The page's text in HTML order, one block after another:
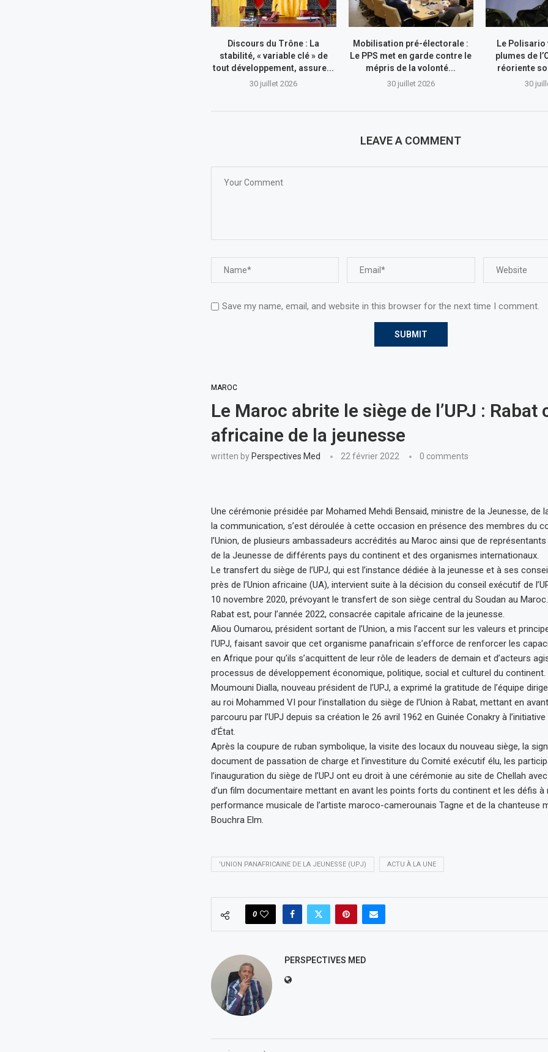
Discours du Trône : La
stabilité, « variable clé » de
tout développement, assure...
30 juillet 2026
Mobilisation pré-électorale :
Le PPS met en garde contre le
mépris de la volonté...
30 juillet 2026
Le Polisario
plumes de
réoriente
30
LEAVE A COMMENT
Save my name, email, and website in this browser for the next time I comment.
MAROC
Le Maroc abrite le siège de l’UPJ : Rabat
africaine de la jeunesse
written by Perspectives Med 22 février 2022 0 comments
Une cérémonie présidée par Mohamed Mehdi Bensaid, ministre de la Jeunesse, de
la communication, s’est déroulée à cette occasion en présence des membres du
l’Union, de plusieurs ambassadeurs accrédités au Maroc ainsi que de
de la Jeunesse de différents pays du continent et des organismes internationaux.
Le transfert du siège de l’UPJ, qui est l’instance dédiée à la jeunesse et à ses
près de l’Union africaine (UA), intervient suite à la décision du conseil exécutif de
10 novembre 2020, prévoyant le transfert de son siège central du Soudan au
Rabat est, pour l’année 2022, consacrée capitale africaine de la jeunesse.
Aliou Oumarou, président sortant de l’Union, a mis l’accent sur les valeurs et
l’UPJ, faisant savoir que cet organisme panafricain s’efforce de renforcer les
en Afrique pour qu’ils s’acquittent de leur rôle de leaders de demain et d’acteurs
processus de développement économique, politique, social et culturel du continent.
Moumouni Dialla, nouveau président de l’UPJ, a exprimé la gratitude de l’équipe
au roi Mohammed VI pour l’installation du siège de l’Union à Rabat, mettant en
parcouru par l’UPJ depuis sa création le 26 avril 1962 en Guinée Conakry à
d’État.
Après la coupure de ruban symbolique, la visite des locaux du nouveau siège, la
document de passation de charge et l’investiture du Comité exécutif élu, les
l’inauguration du siège de l’UPJ ont eu droit à une cérémonie au site de Chellah
d’un film documentaire mettant en avant les points forts du continent et les défis à
performance musicale de l’artiste maroco-camerounais Tagne et de la chanteuse
Bouchra Elm.
'UNION PANAFRICAINE DE LA JEUNESSE (UPJ) ACTU À LA UNE
0
PERSPECTIVES MED